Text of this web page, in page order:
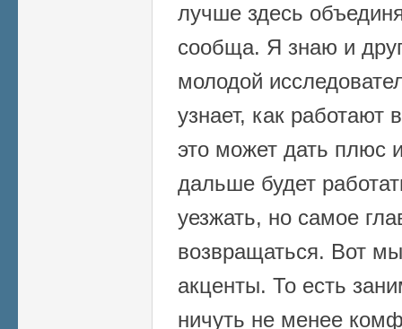
лучше здесь
сообща. Я знаю и
молодой
узнает, как работают
это может дать плюс
дальше будет
уезжать, но самое
возвращаться. Вот
акценты. То есть
ничуть не менее